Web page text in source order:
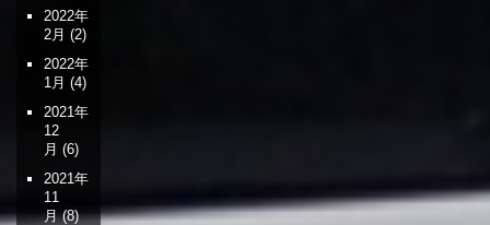
2022年
2月 (2)
2022年
1月 (4)
2021年
12
月 (6)
2021年
11
月(8)